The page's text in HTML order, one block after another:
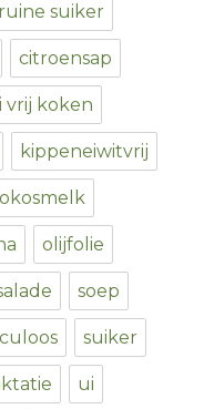
suiker
citroensap
vrij koken
kippeneiwitvrij
olijfolie
soep
suiker
ui